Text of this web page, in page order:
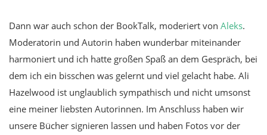
Dann war auch schon der BookTalk, moderiert von Aleks.
Moderatorin und Autorin haben wunderbar miteinander
harmoniert und ich hatte großen Spaß an dem Gespräch, bei
dem ich ein bisschen was gelernt und viel gelacht habe. Ali
Hazelwood ist unglaublich sympathisch und nicht umsonst
eine meiner liebsten Autorinnen. Im Anschluss haben wir
unsere Bücher signieren lassen und haben Fotos vor der